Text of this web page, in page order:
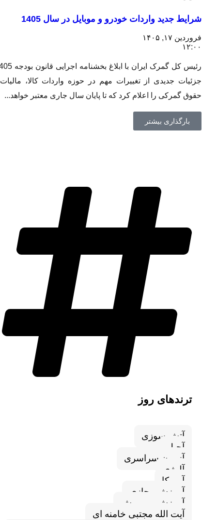
شرایط جدید واردات خودرو و موبایل در سال 1405
فروردین ۱۷, ۱۴۰۵
۱۲:۰۰
رئیس کل گمرک ایران با ابلاغ بخشنامه اجرایی قانون بودجه 1405،
جزئیات جدیدی از تغییرات مهم در حوزه واردات کالا، مالیات و
حقوق گمرکی را اعلام کرد که تا پایان سال جاری معتبر خواهد...
بارگذاری بیشتر
ترندهای روز
آتش سوزی
آجیل
آزمون سراسری
آلرژی
آمریکا
آموزش مجازی
آموزش و پرورش
آیت الله مجتبی خامنه ای